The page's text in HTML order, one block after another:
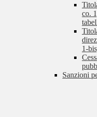
co.
1-
Sanzioni